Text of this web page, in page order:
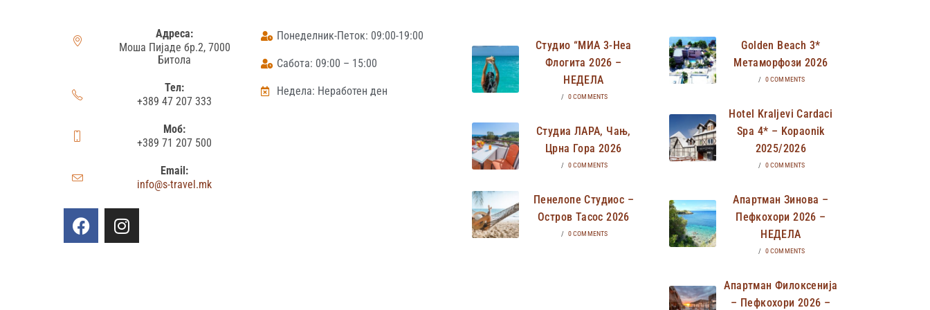
Адреса:
Моша Пијаде бр.2, 7000
Битола
Тел:
+389 47 207 333
Моб:
+389 71 207 500
Email:
info@s-travel.mk
Понеделник-Петок: 09:00-19:00
Сабота: 09:00 – 15:00
Недела: Неработен ден
Студио “МИА 3-Неа
Флогита 2026 –
НЕДЕЛА
/ 0 COMMENTS
Студиа ЛАРА, Чањ,
Црна Гора 2026
/ 0 COMMENTS
Пенелопе Студиос –
Остров Тасос 2026
/ 0 COMMENTS
Golden Beach 3*
Метаморфози 2026
/ 0 COMMENTS
Hotel Kraljevi Cardaci
Spa 4* – Kopaonik
2025/2026
/ 0 COMMENTS
Апартман Зинова –
Пефкохори 2026 –
НЕДЕЛА
/ 0 COMMENTS
Апартман Филоксенија
– Пефкохори 2026 –